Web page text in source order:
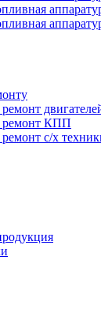
ремонт КПП
с/х